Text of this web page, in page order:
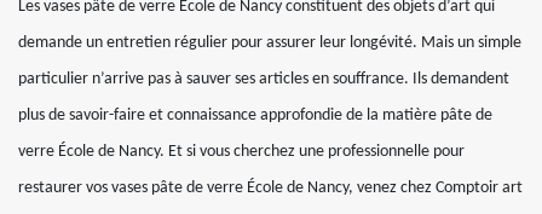
Les vases pâte de verre École de Nancy constituent des objets d’art qui
demande un entretien régulier pour assurer leur longévité. Mais un simple
particulier n’arrive pas à sauver ses articles en souffrance. Ils demandent
plus de savoir-faire et connaissance approfondie de la matière pâte de
verre École de Nancy. Et si vous cherchez une professionnelle pour
restaurer vos vases pâte de verre École de Nancy, venez chez Comptoir art